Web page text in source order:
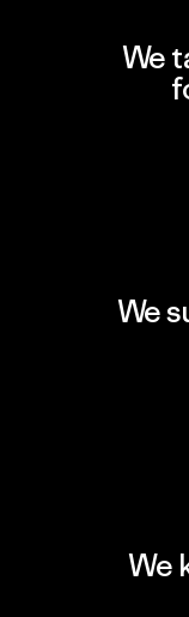
We
We
We